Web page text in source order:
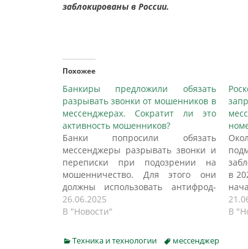
заблокированы в России.
Похожее
Банкиры предложили обязать
разрывать звонки от мошенников в
мессенджерах. Сократит ли это
активность мошенников?
Банки попросили обязать
мессенджеры разрывать звонки и
переписки при подозрении на
мошенничество. Для этого они
должны использовать антифрод-
системы на основе нейросетей,
которые будут постоянно
РБК. Финансовые организации
26.06.2025
В "Новости"
в
В
Categories
Техника и технологии Tagsмессенджер